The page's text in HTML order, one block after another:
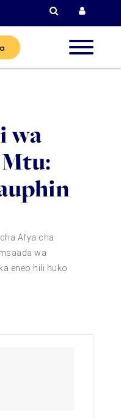
Tafutiza
wa
Afya cha
wa
eneo hili huko